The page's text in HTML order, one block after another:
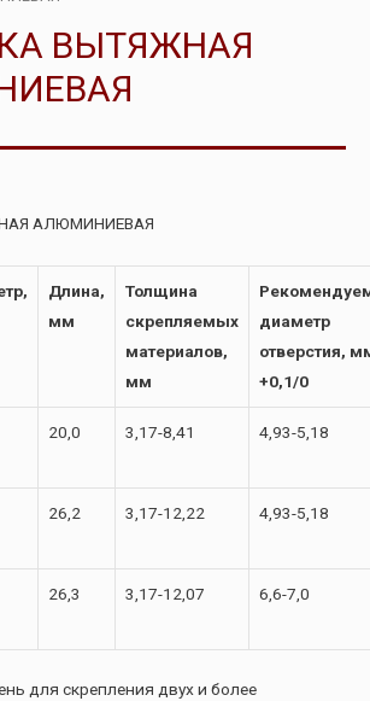
ВЫТЯЖНАЯ
АЛЮМИНИЕВАЯ
Длина,
мм
Толщина
скрепляемых
материалов,
мм
диаметр
отверстия,
+0,1/0
20,0 3,17-8,41 4,93-5,18
26,2 3,17-12,22 4,93-5,18
26,3 3,17-12,07 6,6-7,0
для скрепления двух и более